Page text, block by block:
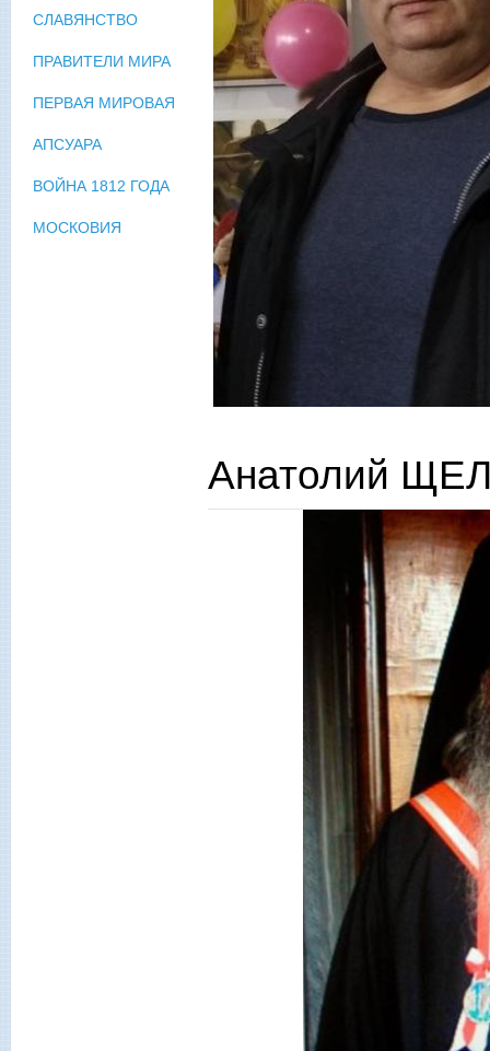
Анатолий
СЛАВЯНСТВО
ПРАВИТЕЛИ МИРА
ПЕРВАЯ МИРОВАЯ
АПСУАРА
ВОЙНА 1812 ГОДА
МОСКОВИЯ